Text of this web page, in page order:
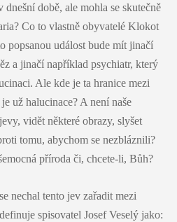
době, ale mohla se skutečně
Co to vlastně obyvatelé Klokot
popsanou událost bude mít jinačí
a jinačí například psychiatr, který
Ale kde je ta hranice mezi
už halucinace? A není naše
vidět některé obrazy, slyšet
tomu, abychom se nezbláznili?
příroda či, chcete-li, Bůh?
nechal tento jev zařadit mezi
spisovatel Josef Veselý jako: